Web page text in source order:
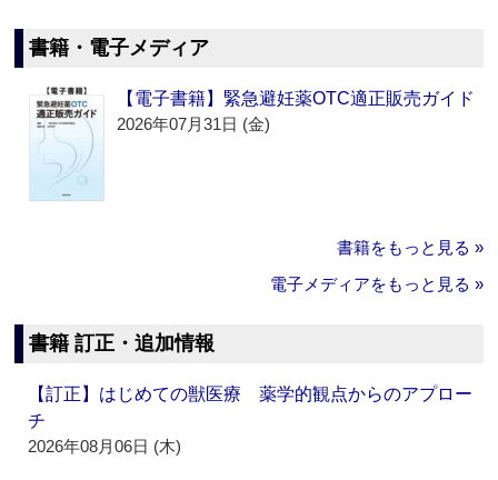
書籍・電子メディア
【電子書籍】緊急避妊薬OTC適正販売ガイド
2026年07月31日 (金)
書籍をもっと見る »
電子メディアをもっと見る »
書籍 訂正・追加情報
【訂正】はじめての獣医療 薬学的観点からのアプロー
チ
2026年08月06日 (木)